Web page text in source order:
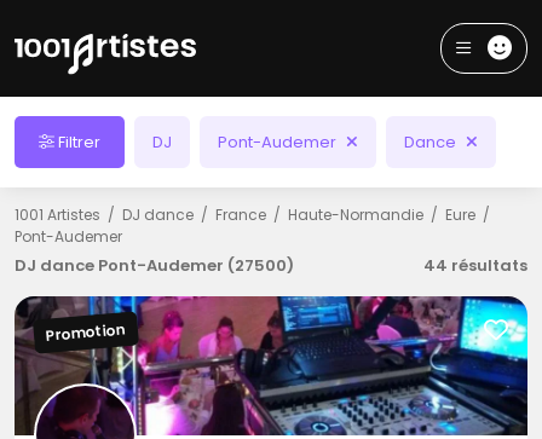
Filtrer DJ Pont-Audemer Dance
1001 Artistes DJ dance France Haute-Normandie
Eure
Pont-Audemer
DJ dance Pont-Audemer (27500) 44 résultats
Promotion